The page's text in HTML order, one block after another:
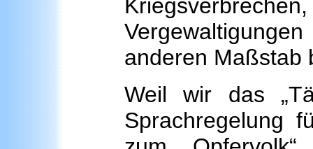
anderen Maßstab
Weil wir das
Sprachregelung